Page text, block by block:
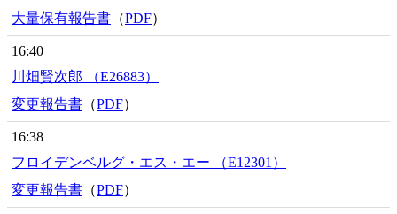
大量保有報告書 （PDF）
16:40
川畑賢次郎 （E26883）
変更報告書 （PDF）
16:38
フロイデンベルグ・エス・エー （E12301）
変更報告書 （PDF）